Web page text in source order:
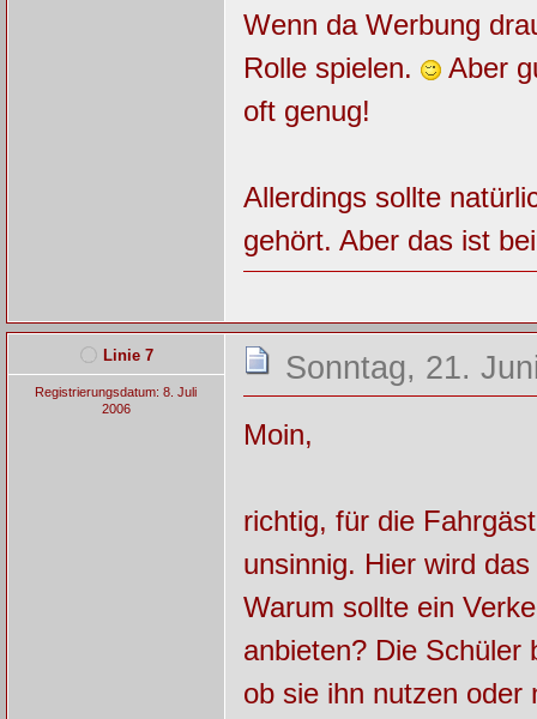
Wenn da Werbung
Rolle spielen.
Aber
oft genug!
Allerdings sollte
gehört. Aber das ist
Linie 7
Registrierungsdatum: 8. Juli
2006
Sonntag, 21.
Moin,
richtig, für die
unsinnig. Hier wird
Warum sollte ein
anbieten? Die Schüler
ob sie ihn nutzen oder